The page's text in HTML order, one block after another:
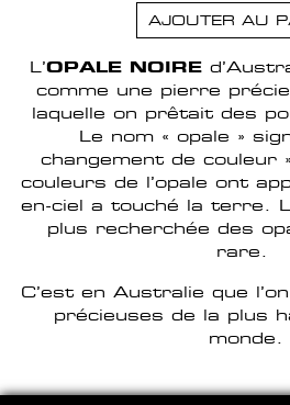
AJOUTER AU
L’OPALE NOIRE
comme une pierre
laquelle on prêtait des
Le nom « opale »
changement de couleur
couleurs de l’opale ont
en-ciel a touché la terre.
plus recherchée des
rare.
C’est en Australie que
précieuses de la plus
monde.